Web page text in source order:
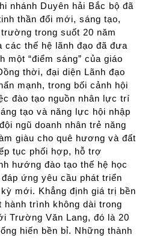
nhánh Duyên hải Bắc bộ đã
thần đổi mới, sáng tạo,
trong suốt 20 năm
các thế hệ lãnh đạo đã đưa
một “điểm sáng” của giáo
thời, đại diện Lãnh đạo
mạnh, trong bối cảnh hội
đào tạo nguồn nhân lực trí
tạo và năng lực hội nhập
ngũ doanh nhân trẻ năng
giàu cho quê hương và đất
tục phối hợp, hỗ trợ
hướng đào tạo thế hệ học
ứng yêu cầu phát triển
mới. Khẳng định giá trị bền
trình không dài trong
Trường Văn Lang, đó là 20
hiến bền bỉ. Những thành